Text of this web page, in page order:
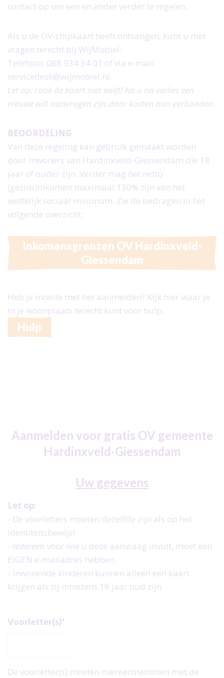
contact op om een en ander verder te regelen.
Als u de OV-chipkaart heeft ontvangen, kunt u met
vragen terecht bij WijMobiel:
Telefoon: 088 934 34 01 of via e-mail:
servicedesk@wijmobiel.nl.
Let op: raak de kaart niet kwijt! Als u na verlies een
nieuwe wilt aanvragen zijn daar kosten aan verbonden.
BEOORDELING
Van deze regeling kan gebruik gemaakt worden
door inwoners van Hardinxveld-Giessendam die 18
jaar of ouder zijn. Verder mag het netto
(gezins)inkomen maximaal 130% zijn van het
wettelijk sociaal minimum. Zie de bedragen in het
volgende overzicht:
Inkomensgrenzen OV Hardinxveld-
Giessendam
Heb je moeite met het aanmelden? Kijk hier waar je
in je woonplaats terecht kunt voor hulp.
Hulp
Aanmelden voor gratis OV gemeente
Hardinxveld-Giessendam
back
by
fax
Uw gegevens
Let op:
- De voorletters moeten dezelfde zijn als op het
identiteitsbewijs!
- Iedereen voor wie u deze aanvraag invult, moet een
EIGEN e-mailadres hebben.
- Inwonende kinderen kunnen alleen een kaart
krijgen als zij minstens 18 jaar oud zijn.
Voorletter(s)*
De voorletter(s) moeten overeenstemmen met de